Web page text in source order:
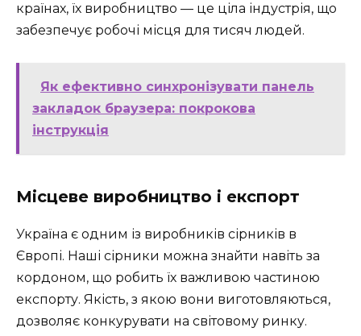
країнах, їх виробництво — це ціла індустрія, що
забезпечує робочі місця для тисяч людей.
Як ефективно синхронізувати панель
закладок браузера: покрокова
інструкція
Місцеве виробництво і експорт
Україна є одним із виробників сірників в
Європі. Наші сірники можна знайти навіть за
кордоном, що робить їх важливою частиною
експорту. Якість, з якою вони виготовляються,
дозволяє конкурувати на світовому ринку.